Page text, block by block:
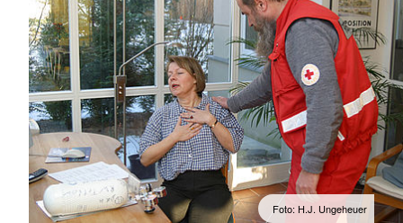
Foto: H.J. Ungeheuer